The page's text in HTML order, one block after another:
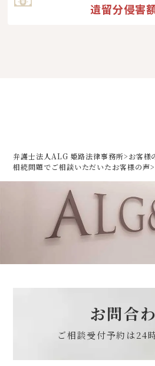
遺留分侵害
弁護士法人ALG 姫路法律事務所>お客様
相続問題でご相談いただいたお客様の声>
お問合
ご相談受付予約は24